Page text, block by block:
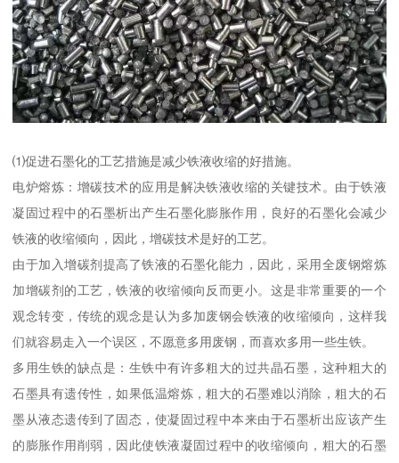
⑴促进石墨化的工艺措施是减少铁液收缩的好措施。
电炉熔炼：增碳技术的应用是解决铁液收缩的关键技术。由于铁液
凝固过程中的石墨析出产生石墨化膨胀作用，良好的石墨化会减少
铁液的收缩倾向，因此，增碳技术是好的工艺。
由于加入增碳剂提高了铁液的石墨化能力，因此，采用全废钢熔炼
加增碳剂的工艺，铁液的收缩倾向反而更小。这是非常重要的一个
观念转变，传统的观念是认为多加废钢会铁液的收缩倾向，这样我
们就容易走入一个误区，不愿意多用废钢，而喜欢多用一些生铁。
多用生铁的缺点是：生铁中有许多粗大的过共晶石墨，这种粗大的
石墨具有遗传性，如果低温熔炼，粗大的石墨难以消除，粗大的石
墨从液态遗传到了固态，使凝固过程中本来由于石墨析出应该产生
的膨胀作用削弱，因此使铁液凝固过程中的收缩倾向，粗大的石墨